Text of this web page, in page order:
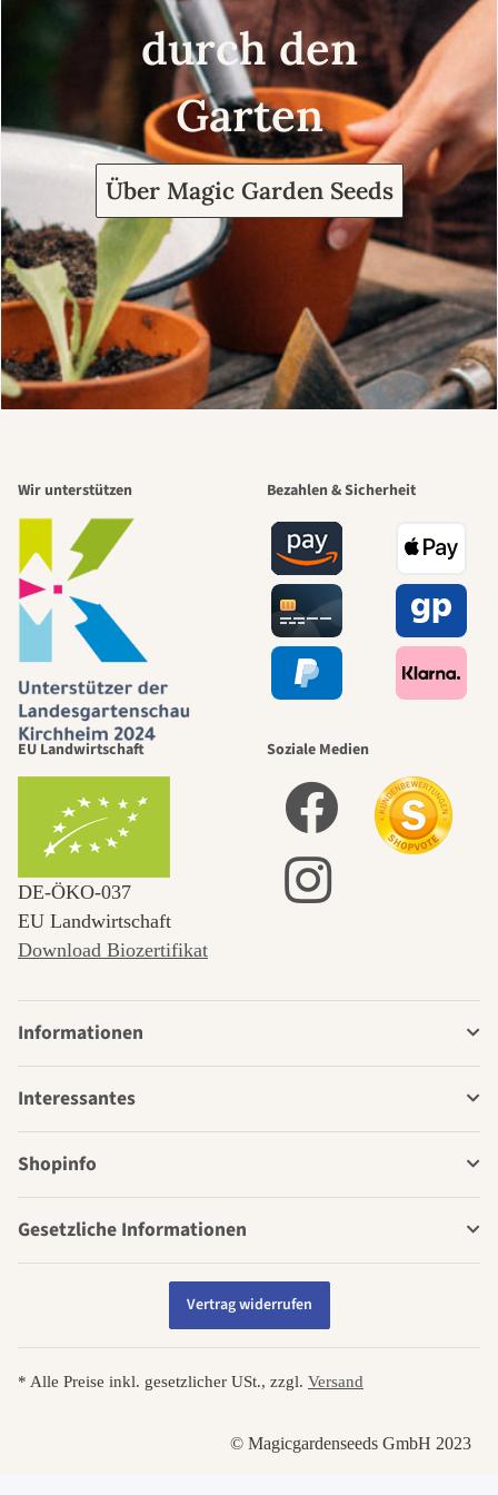
durch den
Garten
Über Magic Garden Seeds
Wir unterstützen Bezahlen & Sicherheit
EU Landwirtschaft
DE‑ÖKO‑037
EU Landwirtschaft
Download Biozertifikat
Soziale Medien
Informationen
Interessantes
Shopinfo
Gesetzliche Informationen
Vertrag widerrufen
* Alle Preise inkl. gesetzlicher USt., zzgl. Versand
© Magicgardenseeds GmbH 2023